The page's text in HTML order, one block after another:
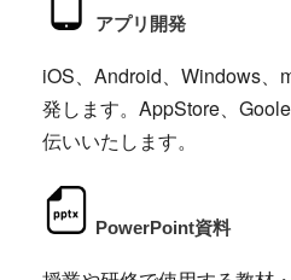
アプリ開発
iOS、Android、Windows、
発します。AppStore、
伝いいたします。
PowerPoint資料